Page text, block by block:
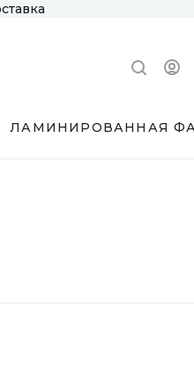
ЛАМИНИРОВАННАЯ